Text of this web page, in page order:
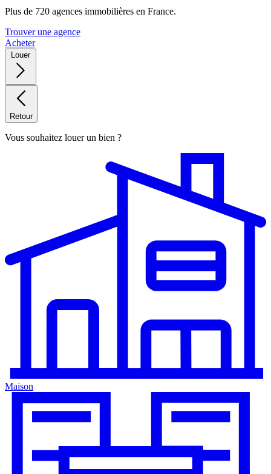
Plus de 720 agences immobilières en France.
Trouver une agence
Acheter
Louer
Retour
Vous souhaitez louer un bien ?
Maison